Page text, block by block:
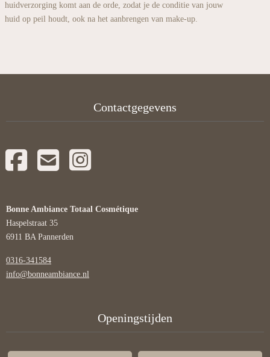
huidverzorging komt aan de orde, zodat je de conditie van jouw
huid op peil houdt, ook na het aanbrengen van make-up.
Contactgegevens
Bonne Ambiance Totaal Cosmétique
Haspelstraat 35
6911 BA Pannerden
0316-341584
info@bonneambiance.nl
Openingstijden